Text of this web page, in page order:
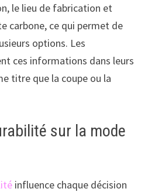
le lieu de fabrication et
carbone, ce qui permet de
options. Les
ces informations dans leurs
titre que la coupe ou la
sur la mode
influence chaque décision